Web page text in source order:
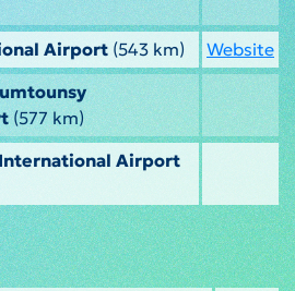
Airport (543 km)
Website
(577 km)
Airport